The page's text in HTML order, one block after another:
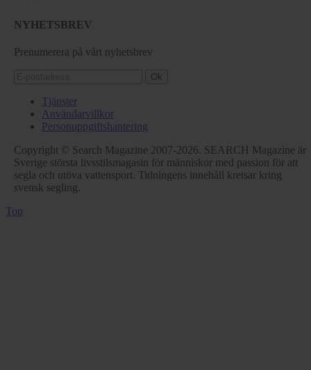
NYHETSBREV
Prenumerera på vårt nyhetsbrev
Ok
Tjänster
Användarvillkor
Personuppgiftshantering
Copyright © Search Magazine 2007-2026. SEARCH Magazine är
Sverige största livsstilsmagasin för människor med passion för att
segla och utöva vattensport. Tidningens innehåll kretsar kring
svensk segling.
Top